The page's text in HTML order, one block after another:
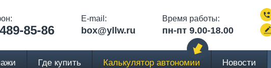
85-86
E-mail:
box@yllw.ru
Время работы:
пн-пт 9.00-18.00
Где купить Калькулятор автономии Новости